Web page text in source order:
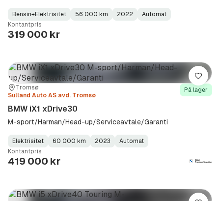
Fuel
Type:
Bensin+Elektrisitet
Kilometerstand: 56 000 km
Model
Year:
2022
Gearbox
Type:
Automat
Kontantpris
319 000 kr
Sted:Tromsø
Forhandler:
Sulland Auto AS avd. Tromsø
På lager
BMW iX1 xDrive30
M-sport/Harman/Head-up/Serviceavtale/Garanti
Fuel
Type:
Elektrisitet
Kilometerstand:
60 000 km
Model
Year:
2023
Gearbox
Type:
Automat
Kontantpris
419 000 kr
Lagre